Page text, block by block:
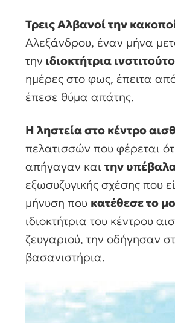
Τρεις Αλβανοί την
Αλεξάνδρου, έναν μήνα
την ιδιοκτήτρια
ημέρες στο φως, έπειτα
έπεσε θύμα απάτης.
Η ληστεία στο κέντρο
πελατισσών που φέρεται
απήγαγαν και την
εξωσυζυγικής σχέσης που
μήνυση που κατέθεσε το
ιδιοκτήτρια του κέντρου
ζευγαριού, την οδήγησαν
βασανιστήρια.